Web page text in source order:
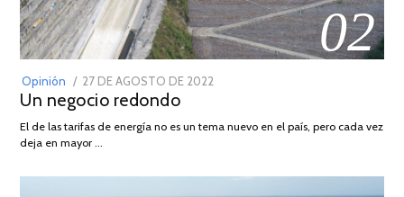
02
Opinión
POSTED
ON
27 DE AGOSTO DE 2022
DE
Un negocio redondo
El de las tarifas de energía no es un tema nuevo en el país, pero cada vez
deja en mayor …